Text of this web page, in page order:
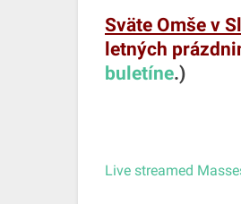
Sväte Omše v
letných
buletíne.)
Live streamed